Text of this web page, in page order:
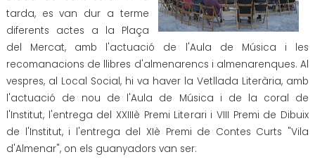
Transport i mobilitat
tarda, es van dur a terme
diferents actes a la Plaça
del Mercat, amb l'actuació de l'Aula de Música i les
recomanacions de llibres d'almenarencs i almenarenques. Al
vespres, al Local Social, hi va haver la Vetllada Literària, amb
l'actuació de nou de l'Aula de Música i de la coral de
l'Institut, l'entrega del XXIIIè Premi Literari i VIII Premi de Dibuix
de l'Institut, i l'entrega del XIè Premi de Contes Curts "Vila
d'Almenar", on els guanyadors van ser: